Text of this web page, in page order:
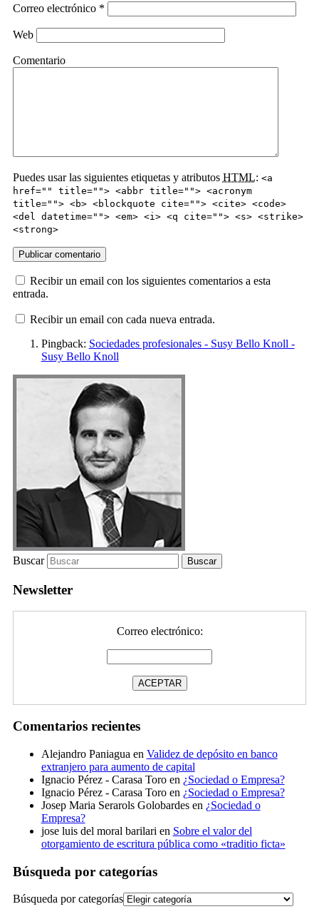
Correo electrónico *
Web
Comentario
Puedes usar las siguientes etiquetas y atributos HTML: <a
href="" title=""> <abbr title=""> <acronym
title=""> <b> <blockquote cite=""> <cite> <code>
<del datetime=""> <em> <i> <q cite=""> <s> <strike>
<strong>
Recibir un email con los siguientes comentarios a esta
entrada.
Recibir un email con cada nueva entrada.
Pingback: Sociedades profesionales - Susy Bello Knoll -
Susy Bello Knoll
Buscar
Newsletter
Correo electrónico:
Comentarios recientes
Alejandro Paniagua en Validez de depósito en banco
extranjero para aumento de capital
Ignacio Pérez - Carasa Toroen ¿Sociedad o Empresa?
Ignacio Pérez - Carasa Toroen ¿Sociedad o Empresa?
Josep Maria Serarols Golobardesen ¿Sociedad o
Empresa?
jose luis del moral barilari en Sobre el valor del
otorgamiento de escritura pública como «traditio ficta»
Búsqueda por categorías
Búsqueda por categorías